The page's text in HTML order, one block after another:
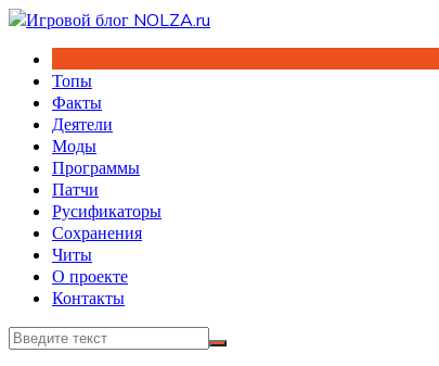
Перейти
содержимому
Топы
Факты
Деятели
Моды
Программы
Патчи
Русификаторы
Сохранения
Читы
О проекте
Контакты